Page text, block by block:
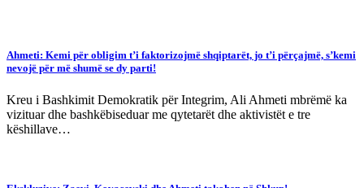
Ahmeti: Kemi për obligim t’i faktorizojmë shqiptarët, jo t’i përçajmë, s’kemi
nevojë për më shumë se dy parti!
Kreu i Bashkimit Demokratik për Integrim, Ali Ahmeti mbrëmë ka
vizituar dhe bashkëbiseduar me qytetarët dhe aktivistët e tre
këshillave…